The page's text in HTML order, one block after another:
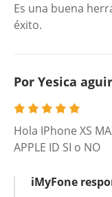
Es una buena
éxito.
Por Yesica
Hola IPhone XS
APPLE ID SI o NO
iMyFone